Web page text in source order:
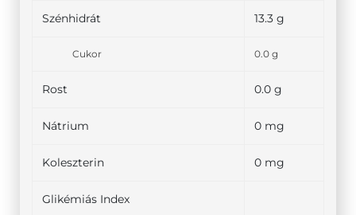
Szénhidrát 13.3 g
Cukor 0.0 g
Rost 0.0 g
Nátrium 0 mg
Koleszterin 0 mg
Glikémiás Index